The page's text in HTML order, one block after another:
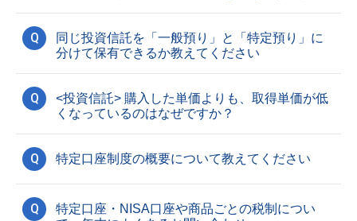
Q
同じ投資信託を「一般預り」と「特定預り」に
分けて保有できるか教えてください
Q
<投資信託> 購入した単価よりも、取得単価が低
くなっているのはなぜですか？
Q 特定口座制度の概要について教えてください
Q
特定口座・NISA口座や商品ごとの税制につい